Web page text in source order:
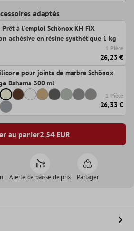
adaptés
Prêt à l'emploi Schönox KH FIX
adhésive en résine synthétique 1 kg
1 Pièce
26,23 €
pour joints de marbre Schönox
Bahama 300 ml
1 Pièce
26,33 €
au panier2,54 EUR
Alerte de baisse de prix Partager